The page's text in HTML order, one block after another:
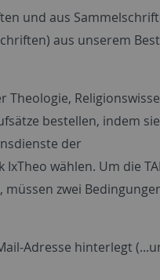
und aus
aus unserem
Theologie,
bestellen, indem
der
wählen. Um die
zwei
Adresse hinterlegt